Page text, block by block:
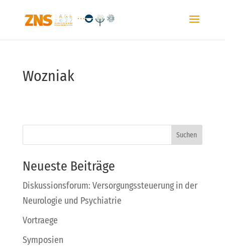
Wozniak
Suchen
Neueste Beiträge
Diskussionsforum: Versorgungssteuerung in der
Neurologie und Psychiatrie
Vortraege
Symposien